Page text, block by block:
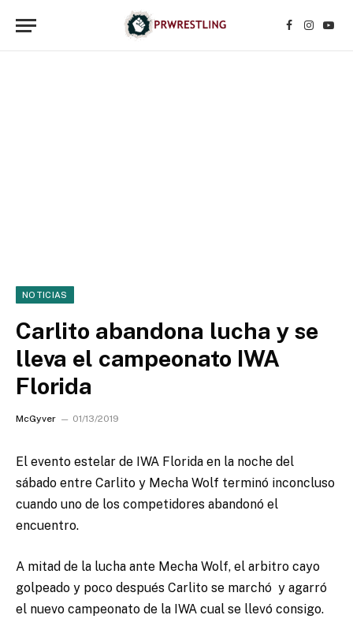
Facebook
NOTICIAS
Carlito abandona lucha y se
lleva el campeonato IWA
Florida
McGyver 01/13/2019
El evento estelar de IWA Florida en la noche del
sábado entre Carlito y Mecha Wolf terminó inconcluso
cuando uno de los competidores abandonó el
encuentro.
A mitad de la lucha ante Mecha Wolf, el arbitro cayo
golpeado y poco después Carlito se marchó y agarró
el nuevo campeonato de la IWA cual se llevó consigo.